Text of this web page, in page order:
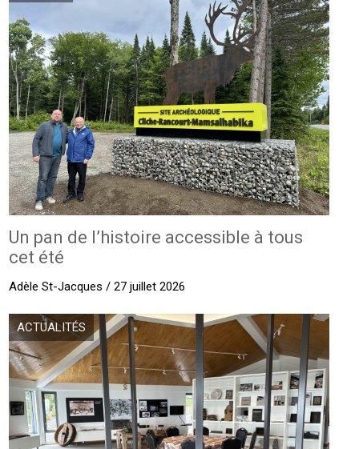
Un pan de l’histoire accessible à tous
cet été
Adèle St-Jacques / 27 juillet 2026
ACTUALITÉS